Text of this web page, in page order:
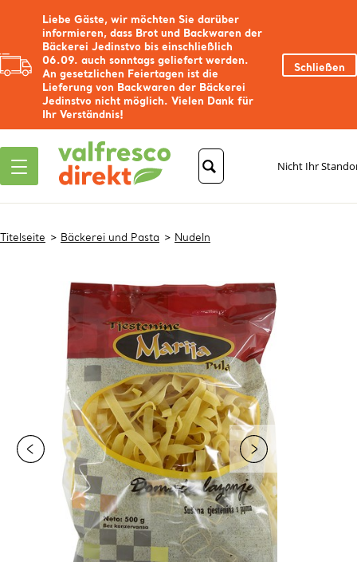
Liebe Gäste, wir möchten Sie darüber
informieren, dass Brot und Backwaren der
Bäckerei Jedinstvo bis einschließlich
06.09. auch sonntags geliefert werden.
An gesetzlichen Feiertagen ist die
Lieferung von Backwaren der Bäckerei
Jedinstvo nicht möglich. Vielen Dank für
Ihr Verständnis!
Schließen
Nicht Ihr
Titelseite Bäckerei und Pasta Nudeln